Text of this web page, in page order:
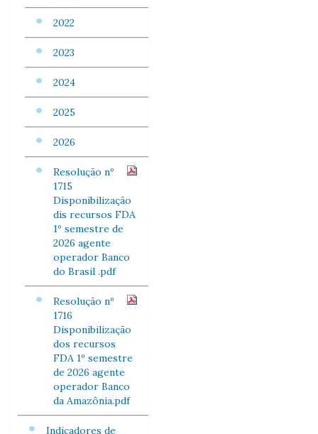
2022
2023
2024
2025
2026
Resolução nº
1715
Disponibilização
dis recursos FDA
1º semestre de
2026 agente
operador Banco
do Brasil .pdf
Resolução nº
1716
Disponibilização
dos recursos
FDA 1º semestre
de 2026 agente
operador Banco
da Amazônia.pdf
Indicadores de